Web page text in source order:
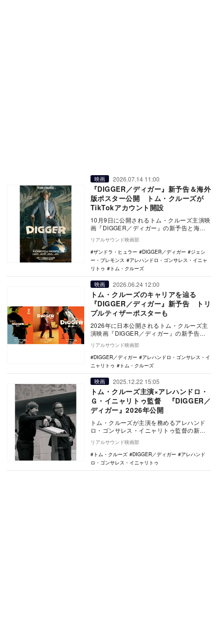
映画 2026.07.14 11:00
『DIGGER／ディガー』新予告＆海外
版ポスター公開 トム・クルーズが
TikTokアカウント開設
10月9日に公開されるトム・クルーズ主演映
画『DIGGER／ディガー』の新予告と海外
版本ポスターが公開された。 本作は、
『ミ…
リアルサウンド映画部
ザンドラ・ヒュラー
DIGGER／ディガー
ジェシ
ー・プレモンス
アレハンドロ・ゴンサレス・イニャ
リトゥ
トム・クルーズ
映画 2026.06.24 12:00
トム・クルーズのキャリアを辿る
『DIGGER／ディガー』新予告 トリ
プルティザーポスターも
2026年に日本公開されるトム・クルーズ主
演映画『DIGGER／ディガー』の新予告と
トリプルティザーポスターが公開された。
…
リアルサウンド映画部
DIGGER／ディガー
アレハンドロ・ゴンサレス・イ
ニャリトゥ
トム・クルーズ
映画 2025.12.22 15:05
トム・クルーズ主演×アレハンドロ・
Ｇ・イニャリトゥ監督 『DIGGER／
ディガー』2026年公開
トム・クルーズが主演を務めるアレハンド
ロ・ゴンサレス・イニャリトゥ監督の新作
映画『Digger（原題）』が、『DIGGER／
ディ…
リアルサウンド映画部
トム・クルーズ
DIGGER／ディガー
アレハンド
ロ・ゴンサレス・イニャリトゥ